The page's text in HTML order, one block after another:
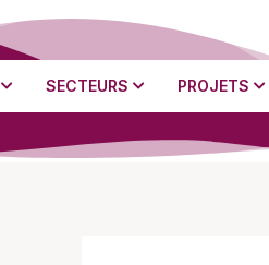
SECTEURS PROJETS